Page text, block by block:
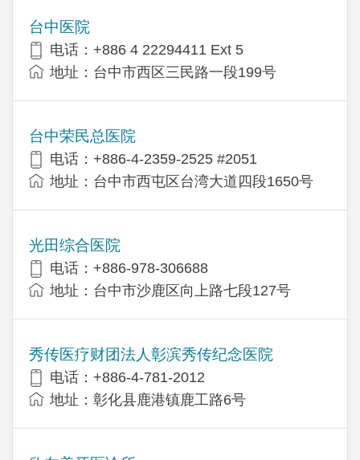
台中医院
电话：+886 4 22294411 Ext 5
地址：台中市西区三民路一段199号
台中荣民总医院
电话：+886-4-2359-2525 #2051
地址：台中市西屯区台湾大道四段1650号
光田综合医院
电话：+886-978-306688
地址：台中市沙鹿区向上路七段127号
秀传医疗财团法人彰滨秀传纪念医院
电话：+886-4-781-2012
地址：彰化县鹿港镇鹿工路6号